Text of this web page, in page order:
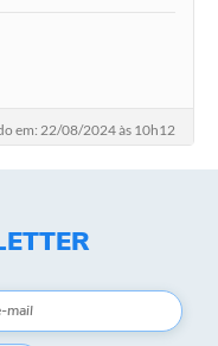
em: 22/08/2024 às 10h12